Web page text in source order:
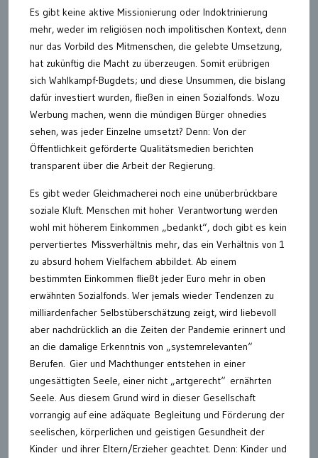
Es gibt keine aktive Missionierung oder Indoktrinierung
mehr, weder im religiösen noch impolitischen Kontext, denn
nur das Vorbild des Mitmenschen, die gelebte Umsetzung,
hat zukünftig die Macht zu überzeugen. Somit erübrigen
sich Wahlkampf-Bugdets; und diese Unsummen, die bislang
dafür investiert wurden, fließen in einen Sozialfonds. Wozu
Werbung machen, wenn die mündigen Bürger ohnedies
sehen, was jeder Einzelne umsetzt? Denn: Von der
Öffentlichkeit geförderte Qualitätsmedien berichten
transparent über die Arbeit der Regierung.
Es gibt weder Gleichmacherei noch eine unüberbrückbare
soziale Kluft. Menschen mit hoher Verantwortung werden
wohl mit höherem Einkommen „bedankt“, doch gibt es kein
pervertiertes Missverhältnis mehr, das ein Verhältnis von 1
zu absurd hohem Vielfachem abbildet. Ab einem
bestimmten Einkommen fließt jeder Euro mehr in oben
erwähnten Sozialfonds. Wer jemals wieder Tendenzen zu
milliardenfacher Selbstüberschätzung zeigt, wird liebevoll
aber nachdrücklich an die Zeiten der Pandemie erinnert und
an die damalige Erkenntnis von „systemrelevanten“
Berufen. Gier und Machthunger entstehen in einer
ungesättigten Seele, einer nicht „artgerecht“ ernährten
Seele. Aus diesem Grund wird in dieser Gesellschaft
vorrangig auf eine adäquate Begleitung und Förderung der
seelischen, körperlichen und geistigen Gesundheit der
Kinder und ihrer Eltern/Erzieher geachtet. Denn: Kinder und